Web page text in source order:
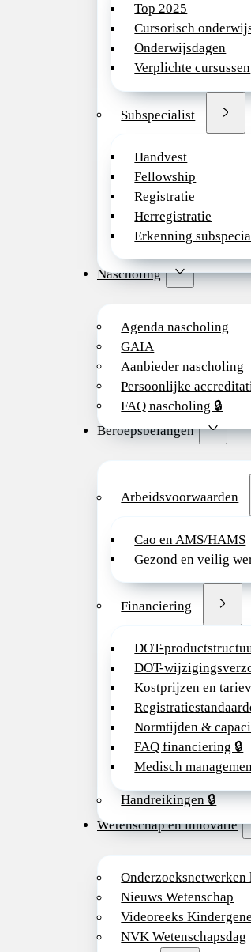
Top 2025
Cursorisch
Onderwijsdagen
Verplichte cursussen
Subspecialist
Handvest
Fellowship
Registratie
Herregistratie
Erkenning
Nascholing
Agenda nascholing
GAIA
Aanbieder nascholing
Persoonlijke
FAQ nascholing 🔒
Beroepsbelangen
Arbeidsvoorwaarden
Cao en AMS/HAMS
Gezond en veilig
Financiering
DOT-
DOT-
Kostprijzen en
Normtijden &
FAQ financiering 🔒
Medisch
Handreikingen 🔒
Wetenschap en innovatie
Onderzoeksnetwerken
Nieuws Wetenschap
Videoreeks
NVK Wetenschapsdag